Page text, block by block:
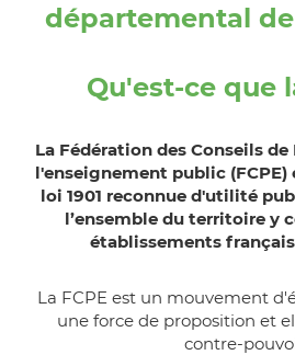
départemental de
Qu'est-ce que
La Fédération des Conseils de
l'enseignement public
loi 1901 reconnue d'utilité
l’ensemble du territoire y
établissements français
La FCPE est un mouvement
une force de proposition et
contre-